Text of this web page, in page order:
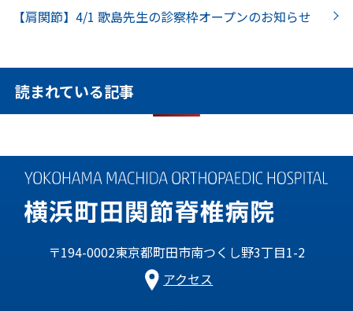
【肩関節】4/1 歌島先生の診察枠オープンのお知らせ
読まれている記事
〒194-0002東京都町田市南つくし野3丁目1-2
アクセス